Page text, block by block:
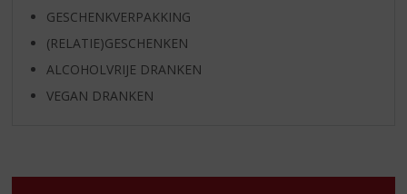
GESCHENKVERPAKKING
(RELATIE)GESCHENKEN
ALCOHOLVRIJE DRANKEN
VEGAN DRANKEN